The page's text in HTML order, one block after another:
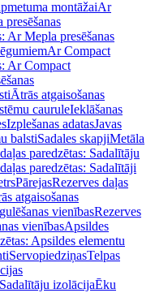
montāžaiAr
Ar Mepla presēšanas
Ar Compact
Ar Compact
Ātrās atgaisošanas
cauruleIeklāšanas
Izplešanas adatasJavas
balstiSadales skapjiMetāla
paredzētas: Sadalītāju
paredzētas: Sadalītāji
PārejasRezerves daļas
atgaisošanas
vienībasRezerves
vienībasApsildes
Apsildes elementu
ServopiedziņasTelpas
Sadalītāju izolācijaĒku